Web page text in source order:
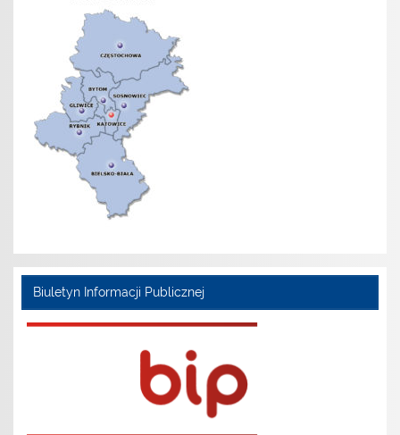
Biuletyn Informacji Publicznej